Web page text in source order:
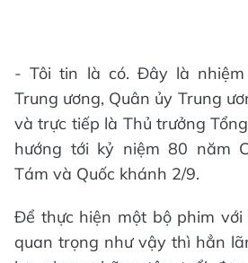
- Tôi tin là có. Đây là
Trung ương, Quân ủy Trung
và trực tiếp là Thủ trưởng
hướng tới kỷ niệm 80 năm
Tám và Quốc khánh 2/9.
Để thực hiện một bộ phim
quan trọng như vậy thì hẳn